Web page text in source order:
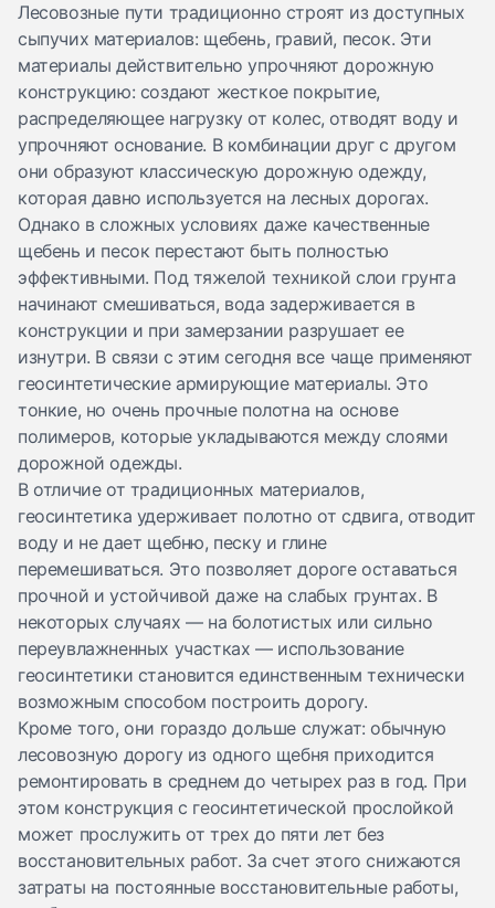
Лесовозные пути традиционно строят из доступных
сыпучих материалов: щебень, гравий, песок. Эти
материалы действительно упрочняют дорожную
конструкцию: создают жесткое покрытие,
распределяющее нагрузку от колес, отводят воду и
упрочняют основание. В комбинации друг с другом
они образуют классическую дорожную одежду,
которая давно используется на лесных дорогах.
Однако в сложных условиях даже качественные
щебень и песок перестают быть полностью
эффективными. Под тяжелой техникой слои грунта
начинают смешиваться, вода задерживается в
конструкции и при замерзании разрушает ее
изнутри. В связи с этим сегодня все чаще применяют
геосинтетические армирующие материалы. Это
тонкие, но очень прочные полотна на основе
полимеров, которые укладываются между слоями
дорожной одежды.
В отличие от традиционных материалов,
геосинтетика удерживает полотно от сдвига, отводит
воду и не дает щебню, песку и глине
перемешиваться. Это позволяет дороге оставаться
прочной и устойчивой даже на слабых грунтах. В
некоторых случаях — на болотистых или сильно
переувлажненных участках — использование
геосинтетики становится единственным технически
возможным способом построить дорогу.
Кроме того, они гораздо дольше служат: обычную
лесовозную дорогу из одного щебня приходится
ремонтировать в среднем до четырех раз в год. При
этом конструкция с геосинтетической прослойкой
может прослужить от трех до пяти лет без
восстановительных работ. За счет этого снижаются
затраты на постоянные восстановительные работы,